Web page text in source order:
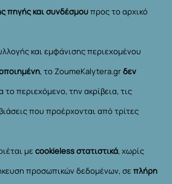
πηγής και συνδέσμουπρος το αρχικό
και εμφάνισης περιεχομένου
, το ZoumeKalytera.grδεν
το περιεχόμενο, την ακρίβεια, τις
που προέρχονται από τρίτες
μεcookieless στατιστικά, χωρίς
προσωπικών δεδομένων, σεπλήρη